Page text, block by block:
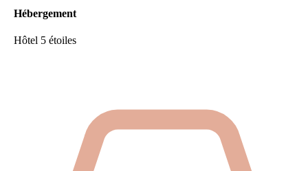
Hébergement
Hôtel 5 étoiles